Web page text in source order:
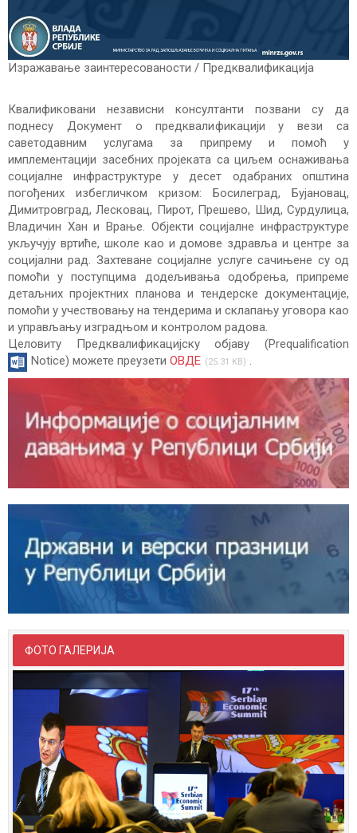
Изражавање заинтересованости / Предквалификација
Квалификовани независни консултанти позвани су да
поднесу Документ о предквалификацији у вези са
саветодавним услугама за припрему и помоћ у
имплементацији засебних пројеката са циљем оснаживања
социјалне инфраструктуре у десет одабраних општина
погођених избегличком кризом: Босилеград, Бујановац,
Димитровград, Лесковац, Пирот, Прешево, Шид, Сурдулица,
Владичин Хан и Врање. Објекти социјалне инфраструктуре
укључују вртиће, школе као и домове здравља и центре за
социјални рад. Захтеване социјалне услуге сачињене су од
помоћи у поступцима додељивања одобрења, припреме
детаљних пројектних планова и тендерске документације,
помоћи у учествовању на тендерима и склапању уговора као
и управљању изградњом и контролом радова.
Целовиту Предквалификацијску објаву (Prequalification
Notice) можете преузети ОВДЕ 25.31 KB .
ФОТО ГАЛЕРИЈА